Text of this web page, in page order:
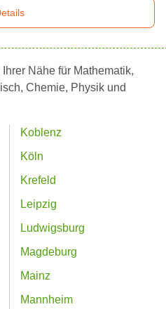
Nähe für Mathematik,
Chemie, Physik und
Koblenz
Köln
Krefeld
Leipzig
Ludwigsburg
Magdeburg
Mainz
Mannheim